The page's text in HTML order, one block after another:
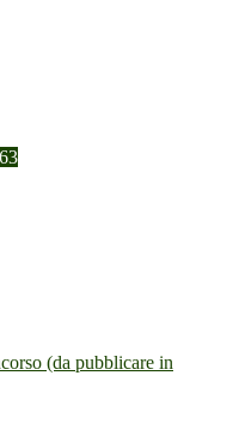
63
(da pubblicare in